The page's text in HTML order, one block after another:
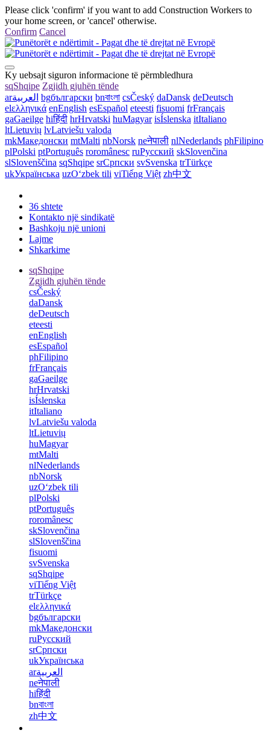
Please click 'confirm' if you want to add Construction Workers to
your home screen, or 'cancel' otherwise.
Confirm Cancel
Ky uebsajt siguron informacione të përmbledhura
sqShqipe Zgjidh gjuhën tënde
arالعربية bgбългарски bnবাংলা csČeský daDansk deDeutsch
elελληνικά enEnglish esEspañol eteesti fisuomi frFrançais
gaGaeilge hiहिंदी hrHrvatski huMagyar isÍslenska itItaliano
ltLietuvių lvLatviešu valoda
mkМакедонски mtMalti nbNorsk neनेपाली nlNederlands phFilipino
plPolski ptPortuguês roromânesc ruРусский skSlovenčina
slSlovenščina sqShqipe srСрпски svSvenska trTürkçe
ukУкраїнська uzOʻzbek tili viTiếng Việt zh中文
36 shtete
Kontakto një sindikatë
Bashkoju një unioni
Lajme
Shkarkime
sqShqipe
Zgjidh gjuhën tënde
csČeský
daDansk
deDeutsch
eteesti
enEnglish
esEspañol
phFilipino
frFrançais
gaGaeilge
hrHrvatski
isÍslenska
itItaliano
lvLatviešu valoda
ltLietuvių
huMagyar
mtMalti
nlNederlands
nbNorsk
uzOʻzbek tili
plPolski
ptPortuguês
roromânesc
skSlovenčina
slSlovenščina
fisuomi
svSvenska
sqShqipe
viTiếng Việt
trTürkçe
elελληνικά
bgбългарски
mkМакедонски
ruРусский
srСрпски
ukУкраїнська
arالعربية
neनेपाली
hiहिंदी
bnবাংলা
zh中文